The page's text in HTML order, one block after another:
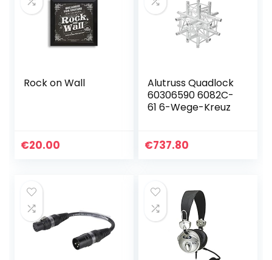
Rock on Wall
€20.00
Alutruss Quadlock
60306590 6082C-
61 6-Wege-Kreuz
€737.80